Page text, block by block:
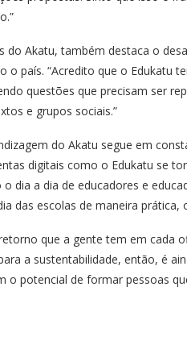
do Akatu, também destaca o
país. “Acredito que o Edukatu
questões que precisam ser
e grupos sociais.”
do Akatu segue em
digitais como o Edukatu se
dia a dia de educadores e
das escolas de maneira prática,
que a gente tem em cada
a sustentabilidade, então, é
o potencial de formar pessoas